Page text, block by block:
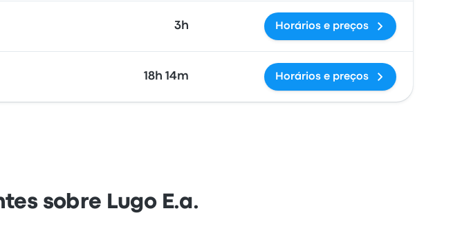
3h Horários e preços
18h 14m Horários e preços
sobre Lugo E.a.